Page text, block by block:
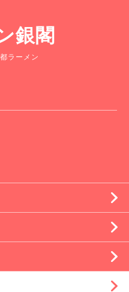
銀閣
ラーメン